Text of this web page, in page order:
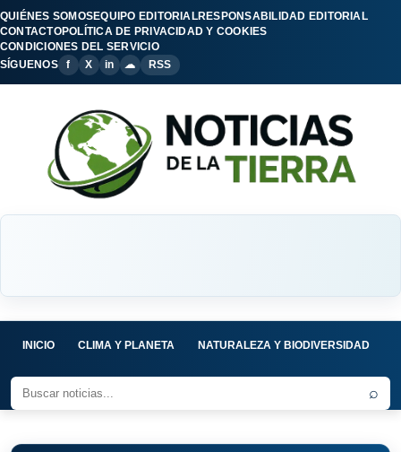
QUIÉNES SOMOSEQUIPO EDITORIALRESPONSABILIDAD EDITORIAL
CONTACTOPOLÍTICA DE PRIVACIDAD Y COOKIES
CONDICIONES DEL SERVICIO
SÍGUENOS
f X in ☁ RSS
INICIO CLIMA Y PLANETA NATURALEZA Y BIODIVERSIDAD
⌕